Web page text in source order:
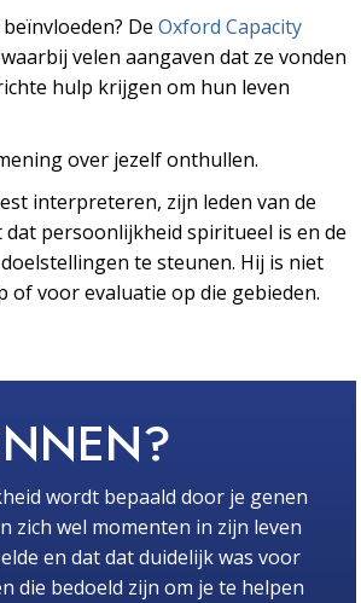
De Oxford Capacity
velen aangaven dat ze vonden
hulp krijgen om hun leven
over jezelf onthullen.
interpreteren, zijn leden van de
persoonlijkheid spiritueel is en de
te steunen. Hij is niet
of voor evaluatie op die gebieden.
wordt bepaald door je genen
zich wel momenten in zijn leven
en dat dat duidelijk was voor
die bedoeld zijn om je te helpen